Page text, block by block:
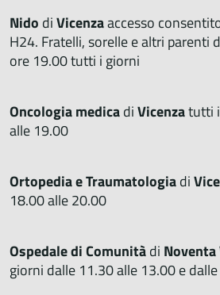
Nido diVicenzaaccesso
H24. Fratelli, sorelle e altri parenti
ore 19.00 tutti i giorni
Oncologia medicadiVicenzatutti
alle 19.00
Ortopedia e Traumatologiadi
18.00 alle 20.00
Ospedale di Comunitàdi
giorni dalle 11.30 alle 13.00 e